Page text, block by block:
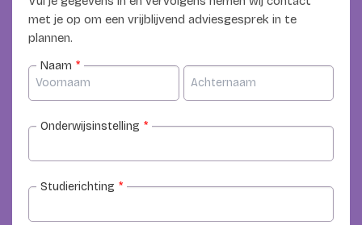
met je op om een vrijblijvend adviesgesprek in te
plannen.
Naam *
Onderwijsinstelling *
Studierichting *